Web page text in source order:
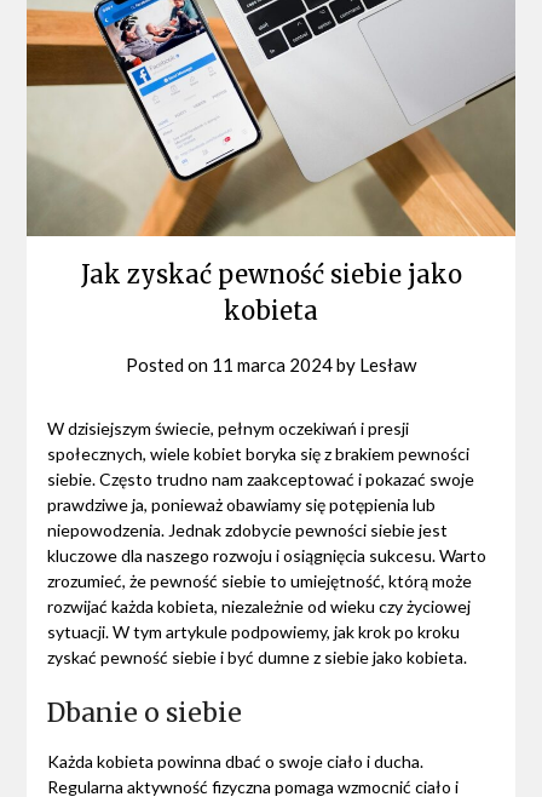
Jak zyskać pewność siebie jako
kobieta
Posted on 11 marca 2024by Lesław
W dzisiejszym świecie, pełnym oczekiwań i presji
społecznych, wiele kobiet boryka się z brakiem pewności
siebie. Często trudno nam zaakceptować i pokazać swoje
prawdziwe ja, ponieważ obawiamy się potępienia lub
niepowodzenia. Jednak zdobycie pewności siebie jest
kluczowe dla naszego rozwoju i osiągnięcia sukcesu. Warto
zrozumieć, że pewność siebie to umiejętność, którą może
rozwijać każda kobieta, niezależnie od wieku czy życiowej
sytuacji. W tym artykule podpowiemy, jak krok po kroku
zyskać pewność siebie i być dumne z siebie jako kobieta.
Dbanie o siebie
Każda kobieta powinna dbać o swoje ciało i ducha.
Regularna aktywność fizyczna pomaga wzmocnić ciało i